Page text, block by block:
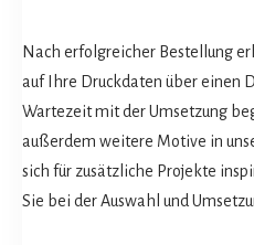
Nach erfolgreicher Bestellung
auf Ihre Druckdaten über einen
Wartezeit mit der Umsetzung
außerdem weitere Motive in
sich für zusätzliche Projekte
Sie bei der Auswahl und